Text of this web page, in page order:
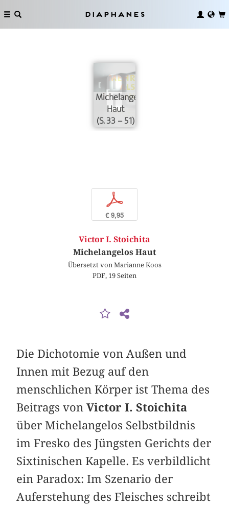
Diaphanes
Michelangelos
Haut
(S. 33 – 51)
p
€ 9,95
Victor I. Stoichita
Michelangelos Haut
Übersetzt von Marianne Koos
PDF, 19 Seiten
Die Dichotomie von Außen und
Innen mit Bezug auf den
menschlichen Körper ist Thema des
Beitrags vonVictor I. Stoichita
über Michelangelos Selbstbildnis
im Fresko des Jüngsten Gerichts der
Sixtinischen Kapelle. Es verbildlicht
ein Paradox: Im Szenario der
Auferstehung des Fleisches schreibt